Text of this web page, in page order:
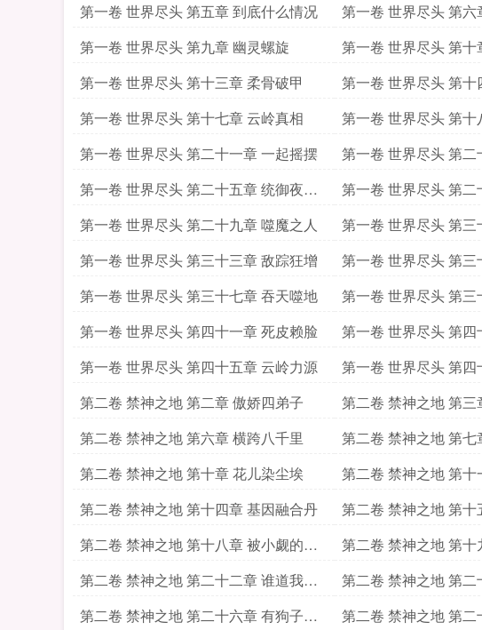
第一卷 世界尽头 第五章 到底什么情况
第一卷 世界尽头 第六
第一卷 世界尽头 第九章 幽灵螺旋
第一卷 世界尽头 第十
第一卷 世界尽头 第十三章 柔骨破甲
第一卷 世界尽头 第十
第一卷 世界尽头 第十七章 云岭真相
第一卷 世界尽头 第十
第一卷 世界尽头 第二十一章 一起摇摆
第一卷 世界尽头 第
第一卷 世界尽头 第二十五章 统御夜魔
上
第一卷 世界尽头 第
下
第一卷 世界尽头 第二十九章 噬魔之人
第一卷 世界尽头 第
第一卷 世界尽头 第三十三章 敌踪狂增
第一卷 世界尽头 第
第一卷 世界尽头 第三十七章 吞天噬地
第一卷 世界尽头 第
第一卷 世界尽头 第四十一章 死皮赖脸
第一卷 世界尽头 第
第一卷 世界尽头 第四十五章 云岭力源
第一卷 世界尽头 第
第二卷 禁神之地 第二章 傲娇四弟子
第二卷 禁神之地 第三
第二卷 禁神之地 第六章 横跨八千里
第二卷 禁神之地 第七
第二卷 禁神之地 第十章 花儿染尘埃
第二卷 禁神之地 第
第二卷 禁神之地 第十四章 基因融合丹
第二卷 禁神之地 第十
第二卷 禁神之地 第十八章 被小觑的狗
子
第二卷 禁神之地 第
第二卷 禁神之地 第二十二章 谁道我宗
无人
第二卷 禁神之地 第
影
第二卷 禁神之地 第二十六章 有狗子在
第二卷 禁神之地 第